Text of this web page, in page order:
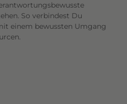
So verbindest Du
einem bewussten Umgang